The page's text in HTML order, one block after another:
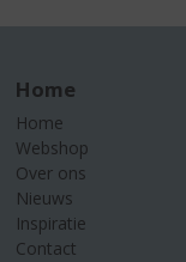
Home
Home
Webshop
Over ons
Nieuws
Inspiratie
Contact